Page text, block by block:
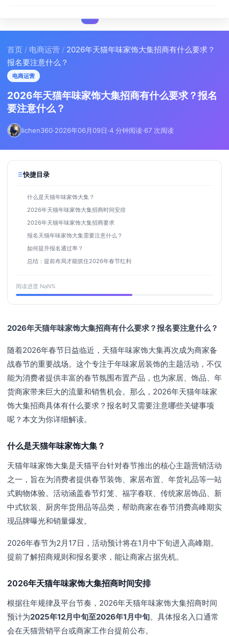
首页 / 电商运营 / 2026年天猫年味家饰大集招商有什么要求？
报名要注意什么？
电商运营
2026年天猫年味家饰大集招商有什么要求？报名
要注意什么？
lichen360·2026年06月09日·4 分钟阅读·67 次阅读
快捷目录
什么是天猫年味家饰大集？
2026年天猫年味家饰大集招商时间安排
2026年天猫年味家饰大集招商要求
报名天猫年味家饰大集需要注意什么？
如何提升报名通过率？
总结：提前布局才能抓住2026年春节红利
阅读进度 NaN%
2026年天猫年味家饰大集招商有什么要求？报名要注意什么？
随着2026年春节日益临近，天猫年味家饰大集再次成为商家备
战春节的重要战场。这个专注于年味家居装饰的主题活动，不仅
能为消费者提供丰富的春节氛围布置产品，也为家居、饰品、年
货商家带来巨大的流量和销售机会。那么，2026年天猫年味家
饰大集招商具体有什么要求？报名时又需要注意哪些关键事项
呢？本文为你详细解读。
什么是天猫年味家饰大集？
天猫年味家饰大集是天猫平台针对春节推出的核心主题营销活动
之一，旨在为消费者提供春节装饰、家居布置、年货礼品等一站
式购物体验。活动涵盖春节灯笼、福字春联、传统家居饰品、新
中式软装、厨房年货用品等品类，帮助商家在春节消费高峰期实
现品牌曝光和销量爆发。
2026年春节为2月17日，活动预计将在1月中下旬进入高峰期。
提前了解招商规则和报名要求，能让商家占据先机。
2026年天猫年味家饰大集招商时间安排
根据往年规律及平台节奏，2026年天猫年味家饰大集招商时间
预计为2025年12月中旬至2026年1月中旬。具体报名入口通常
会在天猫营销平台或商家工作台提前公布。